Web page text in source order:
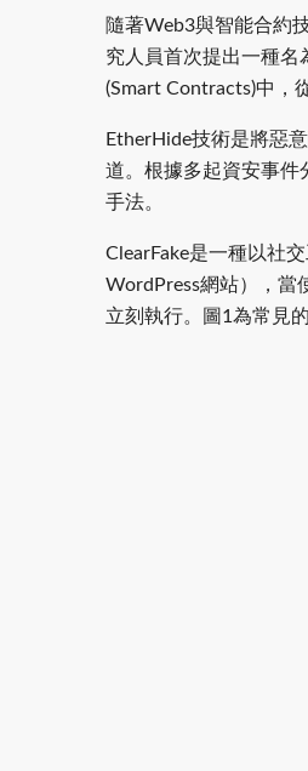
隨著Web3與智能合約
究人員首次提出一種名
(Smart Contracts)中，
EtherHide技術是將惡
道。根據多起資安事件
手法。
ClearFake是一種以社
WordPress網站），當
立刻執行。圖1為常見